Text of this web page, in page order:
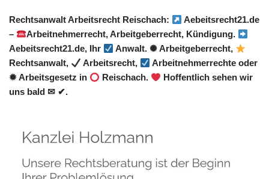
Rechtsanwalt Arbeitsrecht Reischach:
Aebeitsrecht21.de
–
Arbeitnehmerrecht, Arbeitgeberrecht, Kündigung.
Aebeitsrecht21.de, Ihr
Anwalt. ✺ Arbeitgeberrecht,
Rechtsanwalt,
Arbeitsrecht,
Arbeitnehmerrechte oder
✹ Arbeitsgesetz in
Reischach.
Hoffentlich sehen wir
uns bald ✉ ✔.